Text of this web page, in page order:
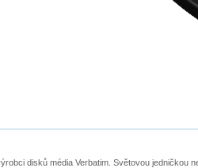
disků média Verbatim. Světovou jedničkou